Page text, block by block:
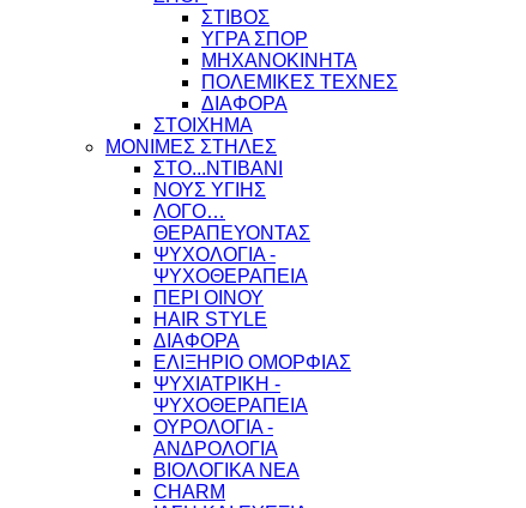
ΣΤΙΒΟΣ
ΥΓΡΑ ΣΠΟΡ
ΜΗΧΑΝΟΚΙΝΗΤΑ
ΠΟΛΕΜΙΚΕΣ ΤΕΧΝΕΣ
ΔΙΑΦΟΡΑ
ΣΤΟΙΧΗΜΑ
ΜΟΝΙΜΕΣ ΣΤΗΛΕΣ
ΣΤΟ...ΝΤΙΒΑΝΙ
ΝΟΥΣ ΥΓΙΗΣ
ΛΟΓΟ…
ΘΕΡΑΠΕΥΟΝΤΑΣ
ΨΥΧΟΛΟΓΙΑ -
ΨΥΧΟΘΕΡΑΠΕΙΑ
ΠΕΡΙ ΟΙΝΟΥ
HAIR STYLE
ΔΙΑΦΟΡΑ
ΕΛΙΞΗΡΙΟ ΟΜΟΡΦΙΑΣ
ΨΥΧΙΑΤΡΙΚΗ -
ΨΥΧΟΘΕΡΑΠΕΙΑ
ΟΥΡΟΛΟΓΙΑ -
ΑΝΔΡΟΛΟΓΙΑ
ΒΙΟΛΟΓΙΚΑ ΝΕΑ
CHARM